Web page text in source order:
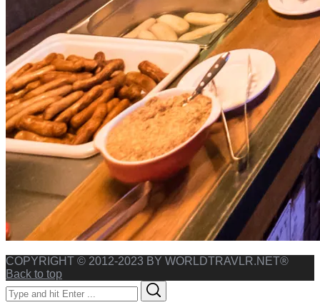
COPYRIGHT © 2012-2023 BY WORLDTRAVLR.NET®
Back to top
Search
for: